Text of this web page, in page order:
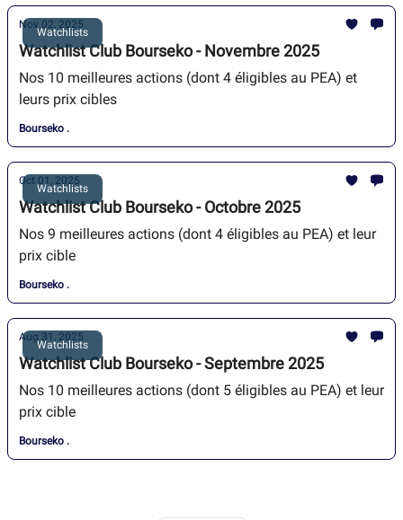
Watchlists
Nov 02, 2025
Watchlist Club Bourseko - Novembre 2025
Nos 10 meilleures actions (dont 4 éligibles au PEA) et
leurs prix cibles
Bourseko .
Watchlists
Oct 01, 2025
Watchlist Club Bourseko - Octobre 2025
Nos 9 meilleures actions (dont 4 éligibles au PEA) et leur
prix cible
Bourseko .
Watchlists
Aug 31, 2025
Watchlist Club Bourseko - Septembre 2025
Nos 10 meilleures actions (dont 5 éligibles au PEA) et leur
prix cible
Bourseko .